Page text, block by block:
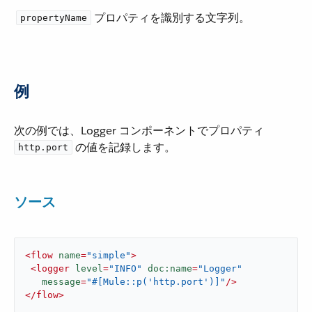
propertyName プロパティを識別する文字列。
例
次の例では、Logger コンポーネントでプロパティ ​
http.port ​ の値を記録します。
ソース
<flow name="simple">
<logger level="INFO" doc:name="Logger"
message="#[Mule::p('http.port')]" />
</flow>